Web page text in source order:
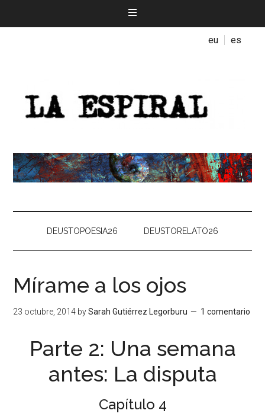
eu es
DEUSTOPOESIA26 DEUSTORELATO26
Mírame a los ojos
23 octubre, 2014 bySarah Gutiérrez Legorburu 1 comentario
Parte 2: Una semana
antes: La disputa
Capítulo 4